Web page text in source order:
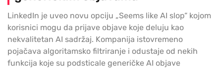
LinkedIn je uveo novu opciju „Seems like AI slop“ kojom
korisnici mogu da prijave objave koje deluju kao
nekvalitetan AI sadržaj. Kompanija istovremeno
pojačava algoritamsko filtriranje i odustaje od nekih
funkcija koje su podsticale generičke AI objave